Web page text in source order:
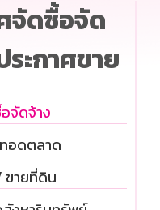
จัดซื้อจัด
ะกาศขาย
จัดจ้าง
อดตลาด
ขายที่ดิน